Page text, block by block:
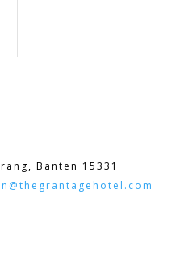
Banten 15331